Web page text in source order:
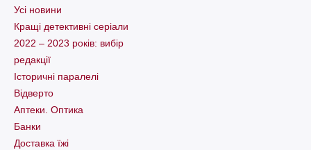
Усі новини
Кращі детективні серіали
2022 – 2023 років: вибір
редакції
Історичні паралелі
Відверто
Аптеки. Оптика
Банки
Доставка їжі